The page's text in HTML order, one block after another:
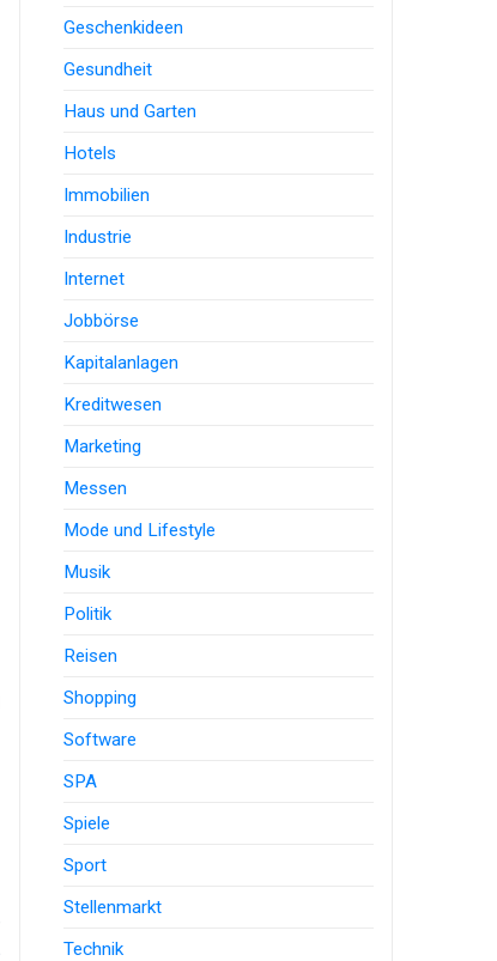
Geschenkideen
Gesundheit
Haus und Garten
Hotels
Immobilien
Industrie
Internet
Jobbörse
Kapitalanlagen
Kreditwesen
Marketing
Messen
Mode und Lifestyle
Musik
Politik
Reisen
Shopping
Software
SPA
Spiele
Sport
Stellenmarkt
Technik